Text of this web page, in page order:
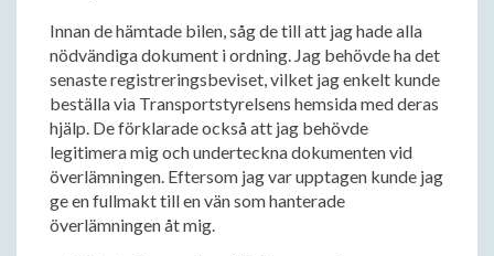
Innan de hämtade bilen, såg de till att jag hade alla
nödvändiga dokument i ordning. Jag behövde ha det
senaste registreringsbeviset, vilket jag enkelt kunde
beställa via Transportstyrelsens hemsida med deras
hjälp. De förklarade också att jag behövde
legitimera mig och underteckna dokumenten vid
överlämningen. Eftersom jag var upptagen kunde jag
ge en fullmakt till en vän som hanterade
överlämningen åt mig.